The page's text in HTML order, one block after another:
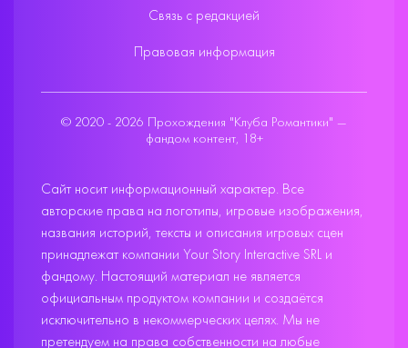
Связь с редакцией
Правовая информация
© 2020 - 2026 Прохождения "Клуба Романтики" —
фандом контент, 18+
Сайт носит информационный характер. Все
авторские права на логотипы, игровые изображения,
названия историй, тексты и описания игровых сцен
принадлежат компании Your Story Interactive SRL и
фандому. Настоящий материал не является
официальным продуктом компании и создаётся
исключительно в некоммерческих целях. Мы не
претендуем на права собственности на любые